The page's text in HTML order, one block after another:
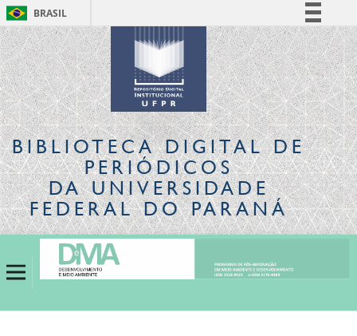
BRASIL
Simplifique!
Comunica BR
Participe
Acesso à informação
Legislação
Canais
BIBLIOTECA DIGITALDE
PERIÓDICOS
DA UNIVERSIDADE
FEDERAL DO PARANÁ